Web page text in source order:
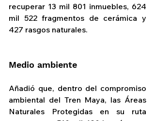
recuperar 13 mil 801 inmuebles, 624
mil 522 fragmentos de cerámica y
427 rasgos naturales.
Medio ambiente
Añadió que, dentro del compromiso
ambiental del Tren Maya, las Áreas
Naturales Protegidas en su ruta